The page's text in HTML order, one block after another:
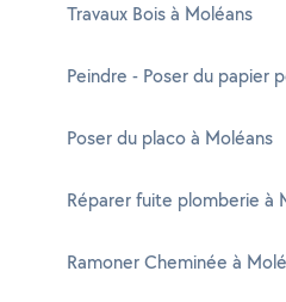
Travaux Bois à Moléans
Peindre - Poser du papier
Poser du placo à Moléans
Réparer fuite plomberie à
Ramoner Cheminée à